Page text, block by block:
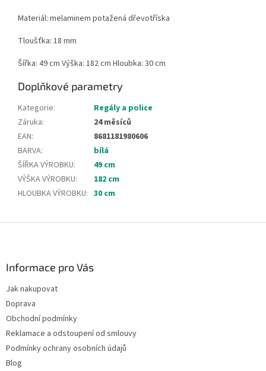
Materiál: melaminem potažená dřevotříska
Tloušťka: 18 mm
Šířka: 49 cm Výška: 182 cm Hloubka: 30 cm
Doplňkové parametry
Kategorie:
Regály a police
Záruka:
24 měsíců
EAN:
8681181980606
BARVA:
bílá
ŠÍŘKA VÝROBKU:
49 cm
VÝŠKA VÝROBKU:
182 cm
HLOUBKA VÝROBKU: 30 cm
Informace pro Vás
Jak nakupovat
Doprava
Obchodní podmínky
Reklamace a odstoupení od smlouvy
Podmínky ochrany osobních údajů
Blog